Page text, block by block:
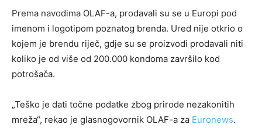
Prema navodima OLAF-a, prodavali su se u Europi pod
imenom i logotipom poznatog brenda. Ured nije otkrio o
kojem je brendu riječ, gdje su se proizvodi prodavali niti
koliko je od više od 200.000 kondoma završilo kod
potrošača.
„Teško je dati točne podatke zbog prirode nezakonitih
mreža“, rekao je glasnogovornik OLAF-a za Euronews.